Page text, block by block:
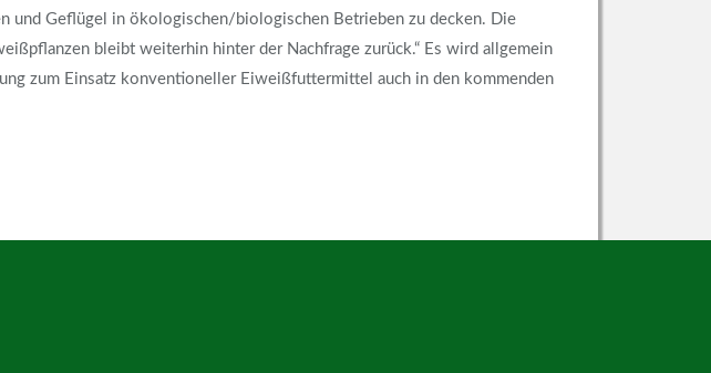
ANMELDEN
und Geflügel in ökologischen/biologischen Betrieben zu decken. Die
bleibt weiterhin hinter der Nachfrage zurück.“ Es wird allgemein
zum Einsatz konventioneller Eiweißfuttermittel auch in den kommenden